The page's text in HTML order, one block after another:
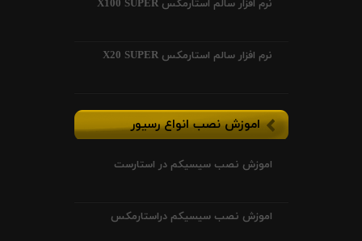
نرم افزار سالم استارمکس X100 SUPER
نرم افزار سالم استارمکس X20 SUPER
اموزش نصب انواع رسیور
اموزش نصب سیسیکم در استارست
اموزش نصب سیسیکم دراستارمکس